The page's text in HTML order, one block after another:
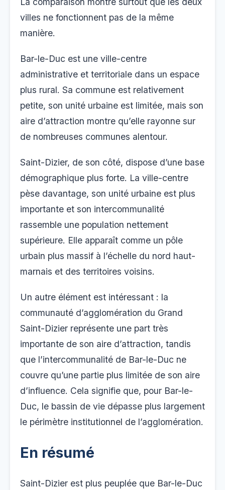
villes ne fonctionnent pas de la même
manière.
Bar-le-Duc est une ville-centre
administrative et territoriale dans un espace
plus rural. Sa commune est relativement
petite, son unité urbaine est limitée, mais son
aire d’attraction montre qu’elle rayonne sur
de nombreuses communes alentour.
Saint-Dizier, de son côté, dispose d’une base
démographique plus forte. La ville-centre
pèse davantage, son unité urbaine est plus
importante et son intercommunalité
rassemble une population nettement
supérieure. Elle apparaît comme un pôle
urbain plus massif à l’échelle du nord haut-
marnais et des territoires voisins.
Un autre élément est intéressant : la
communauté d’agglomération du Grand
Saint-Dizier représente une part très
importante de son aire d’attraction, tandis
que l’intercommunalité de Bar-le-Duc ne
couvre qu’une partie plus limitée de son aire
d’influence. Cela signifie que, pour Bar-le-
Duc, le bassin de vie dépasse plus largement
le périmètre institutionnel de l’agglomération.
En résumé
Saint-Dizier est plus peuplée que Bar-le-Duc